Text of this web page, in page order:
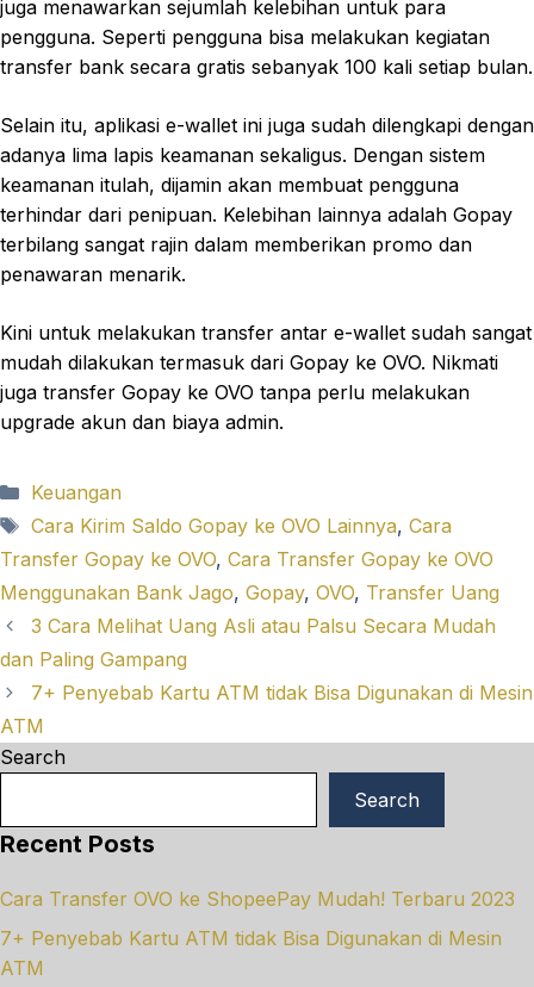
juga menawarkan sejumlah kelebihan untuk para
pengguna. Seperti pengguna bisa melakukan kegiatan
transfer bank secara gratis sebanyak 100 kali setiap bulan.
Selain itu, aplikasi e-wallet ini juga sudah dilengkapi dengan
adanya lima lapis keamanan sekaligus. Dengan sistem
keamanan itulah, dijamin akan membuat pengguna
terhindar dari penipuan. Kelebihan lainnya adalah Gopay
terbilang sangat rajin dalam memberikan promo dan
penawaran menarik.
Kini untuk melakukan transfer antar e-wallet sudah sangat
mudah dilakukan termasuk dari Gopay ke OVO. Nikmati
juga transfer Gopay ke OVO tanpa perlu melakukan
upgrade akun dan biaya admin.
Categories
Keuangan
Tags
Cara Kirim Saldo Gopay ke OVO Lainnya, Cara
Transfer Gopay ke OVO, Cara Transfer Gopay ke OVO
Menggunakan Bank Jago, Gopay, OVO, Transfer Uang
3 Cara Melihat Uang Asli atau Palsu Secara Mudah
dan Paling Gampang
7+ Penyebab Kartu ATM tidak Bisa Digunakan di Mesin
ATM
Search
Search
Recent Posts
Cara Transfer OVO ke ShopeePay Mudah! Terbaru 2023
7+ Penyebab Kartu ATM tidak Bisa Digunakan di Mesin
ATM